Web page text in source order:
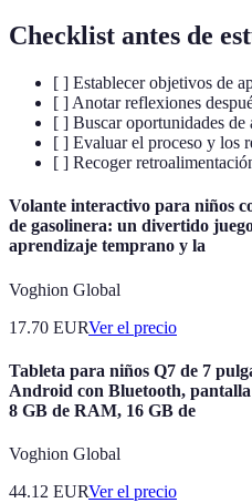
Checklist antes de
[ ] Establecer objetivos de
[ ] Anotar reflexiones
[ ] Buscar oportunidades
[ ] Evaluar el proceso y los
[ ] Recoger
Volante interactivo para niños
de gasolinera: un divertido
aprendizaje temprano y la
Voghion Global
17.70 EURVer el precio
Tableta para niños Q7 de 7
Android con Bluetooth,
8 GB de RAM, 16 GB de
Voghion Global
44.12 EURVer el precio